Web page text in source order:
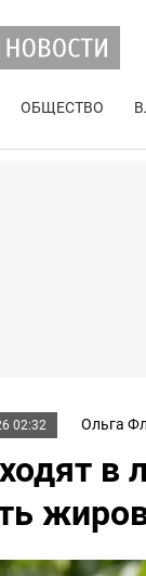
ОБЩЕСТВО
02:32 Ольга
в